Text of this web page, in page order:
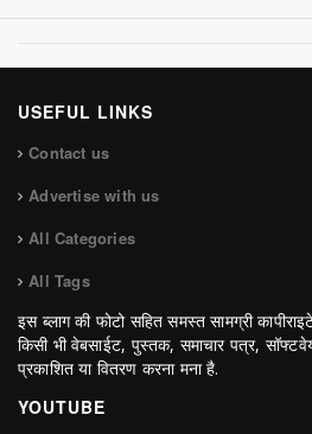
USEFUL LINKS
Contact us
Advertise with us
All Categories
All Tags
इस ब्लाग की फोटो सहित समस्त सामग्री
किसी भी वेबसाईट, पुस्तक, समाचार पत्र,
प्रकाशित या वितरण करना मना है.
YOUTUBE